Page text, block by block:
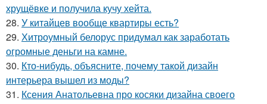
хрущёвке и получила кучу хейта.
28. У китайцев вообще квартиры есть?
29. Хитроумный белорус придумал как заработать
огромные деньги на камне.
30. Кто-нибудь, объясните, почему такой дизайн
интерьера вышел из моды?
31. Ксения Анатольевна про косяки дизайна своего